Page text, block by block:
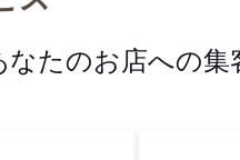
たのお店への集